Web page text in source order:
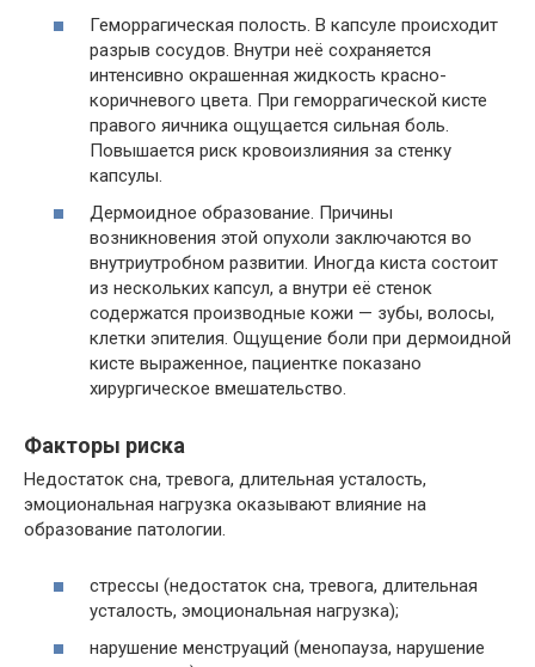
Геморрагическая полость. В капсуле происходит
разрыв сосудов. Внутри неё сохраняется
интенсивно окрашенная жидкость красно-
коричневого цвета. При геморрагической кисте
правого яичника ощущается сильная боль.
Повышается риск кровоизлияния за стенку
капсулы.
Дермоидное образование. Причины
возникновения этой опухоли заключаются во
внутриутробном развитии. Иногда киста состоит
из нескольких капсул, а внутри её стенок
содержатся производные кожи — зубы, волосы,
клетки эпителия. Ощущение боли при дермоидной
кисте выраженное, пациентке показано
хирургическое вмешательство.
Факторы риска
Недостаток сна, тревога, длительная усталость,
эмоциональная нагрузка оказывают влияние на
образование патологии.
стрессы (недостаток сна, тревога, длительная
усталость, эмоциональная нагрузка);
нарушение менструаций (менопауза, нарушение